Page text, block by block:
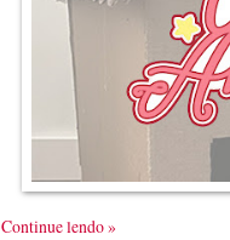
Continue lendo »